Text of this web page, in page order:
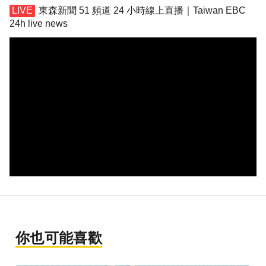
東森新聞 51 頻道 24 小時線上直播｜Taiwan EBC
24h live news
你也可能喜歡